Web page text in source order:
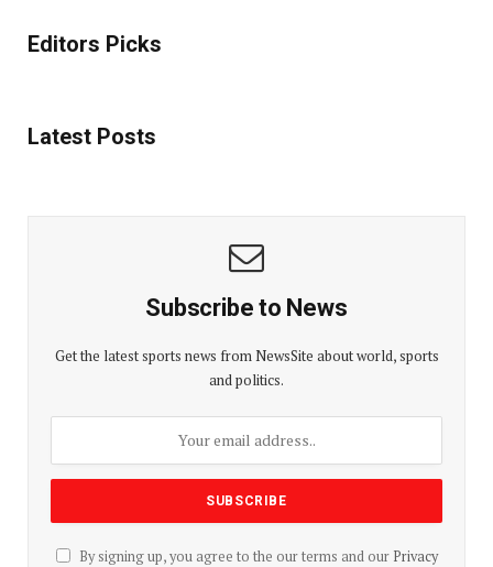
Editors Picks
Latest Posts
Subscribe to News
Get the latest sports news from NewsSite about world, sports
and politics.
By signing up, you agree to the our terms and our Privacy